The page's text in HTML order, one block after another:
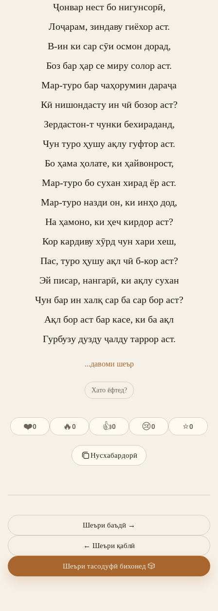
Ҷонвар нест бо нигунсорӣ,
Лоҷарам, зиндаву гиёхор аст.
В-ин ки сар сӯи осмон дорад,
Боз бар ҳар се миру солор аст.
Мар-туро бар чаҳорумин дараҷа
Кӣ нишондасту ин чӣ бозор аст?
Зердастон-т чунки бехираданд,
Чун туро ҳушу ақлу гуфтор аст.
Бо ҳама ҳолате, ки ҳайвонрост,
Мар-туро бо сухан хирад ёр аст.
Мар-туро назди он, ки инҳо дод,
На ҳамоно, ки ҳеч кирдор аст?
Кор кардиву хӯрд чун хари хеш,
Пас, туро ҳушу ақл чӣ б-кор аст?
Эй писар, нангарӣ, ки ақлу сухан
Чун бар ин халқ сар ба сар бор аст?
Ақл бор аст бар касе, ки ба ақл
Гурбузу дузду ҷалду таррор аст.
...давоми шеър
Хато ёфтед?
❤️0 🔥0 👍0 😢0 ⭐0
Нусхабардорӣ
← Шеъри қаблӣ
Шеъри баъдӣ →
Шеъри тасодуфӣ бихонед 🎲